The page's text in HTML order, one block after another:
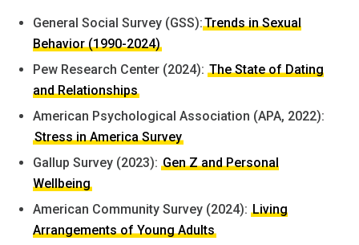
General Social Survey (GSS):Trends in Sexual
Behavior (1990-2024)
Pew Research Center (2024): The State of Dating
and Relationships
American Psychological Association (APA, 2022):
Stress in America Survey
Gallup Survey (2023): Gen Z and Personal
Wellbeing
American Community Survey (2024): Living
Arrangements of Young Adults